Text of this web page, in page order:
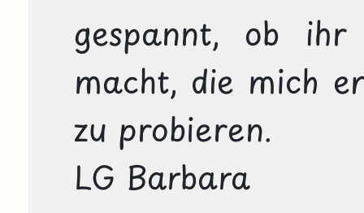
gespannt, ob ihr
macht, die mich
zu probieren.
LG Barbara